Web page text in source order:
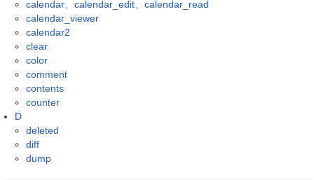
calendar、calendar_edit、calendar_read
calendar_viewer
calendar2
clear
color
comment
contents
counter
D
deleted
diff
dump